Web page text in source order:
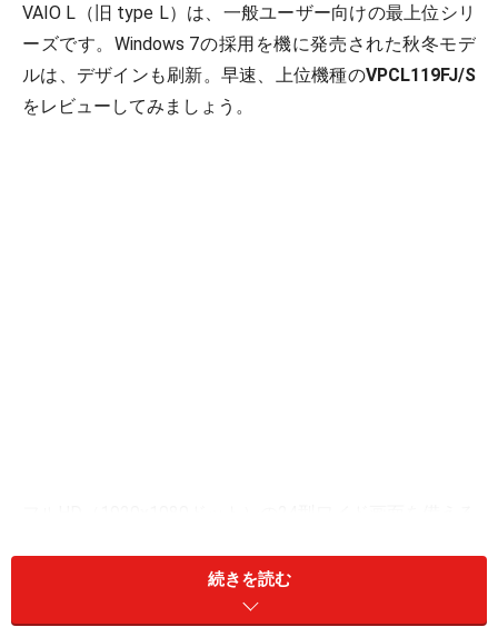
VAIO L（旧 type L）は、一般ユーザー向けの最上位シリ
ーズです。Windows 7の採用を機に発売された秋冬モデ
ルは、デザインも刷新。早速、上位機種のVPCL119FJ/S
をレビューしてみましょう。
デザイン変更とともに、より薄く、画面高も低くなった
ことが影響しているものと思われます。デザインは、
続きを読む